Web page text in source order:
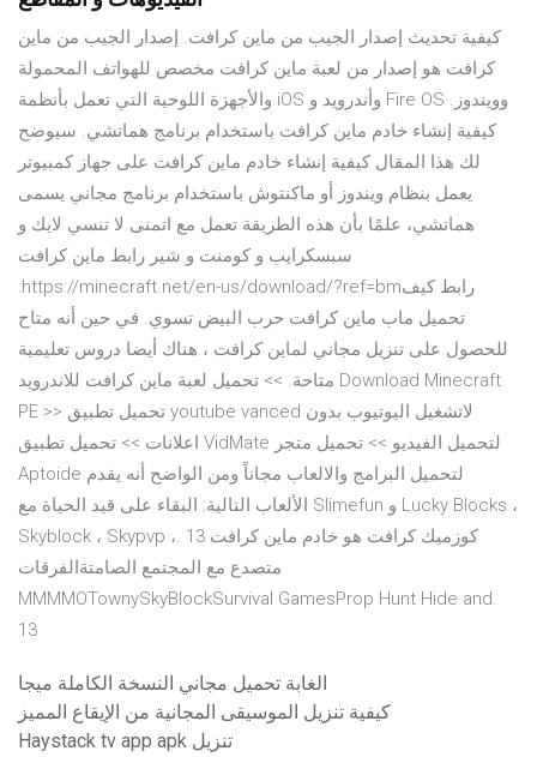
كيفية تحديث إصدار الجيب من ماين كرافت. إصدار الجيب من ماين
كرافت هو إصدار من لعبة ماين كرافت مخصص للهواتف المحمولة
والأجهزة اللوحية التي تعمل بأنظمة iOS وأندرويد و Fire OS وويندوز.
كيفية إنشاء خادم ماين كرافت باستخدام برنامج هماتشي. سيوضح
لك هذا المقال كيفية إنشاء خادم ماين كرافت على جهاز كمبيوتر
يعمل بنظام ويندوز أو ماكنتوش باستخدام برنامج مجاني يسمى
هماتشي، علمًا بأن هذه الطريقة تعمل مع اتمنى لا تنسي لايك و
سبسكرايب و كومنت و شير رابط ماين كرافت
:https://minecraft.net/en-us/download/?ref=bmرابط كيف
تحميل ماب ماين كرافت حرب البيض تسوي. في حين أنه متاح
للحصول على تنزيل مجاني لماين كرافت ، هناك أيضا دروس تعليمية
متاحة. >> تحميل لعبة ماين كرافت للاندرويد Download Minecraft
PE >> تحميل تطبيق youtube vanced لاتشغيل اليوتيوب بدون
اعلانات >> تحميل تطبيق VidMate لتحميل الفيديو >> تحميل متجر
Aptoide لتحميل البرامج والالعاب مجاناً ومن الواضح أنه يقدم
الألعاب التالية: البقاء على قيد الحياة مع Slimefun و Lucky Blocks ،
Skyblock ، Skypvp ،. 13 كوزميك كرافت هو خادم ماين كرافت
متصدع مع المجتمع الصامتةالفرقات
MMMMOTownySkyBlockSurvival GamesProp Hunt Hide and.
13
الغابة تحميل مجاني النسخة الكاملة ميجا
كيفية تنزيل الموسيقى المجانية من الإيقاع المميز
Haystack tv app apk تنزيل